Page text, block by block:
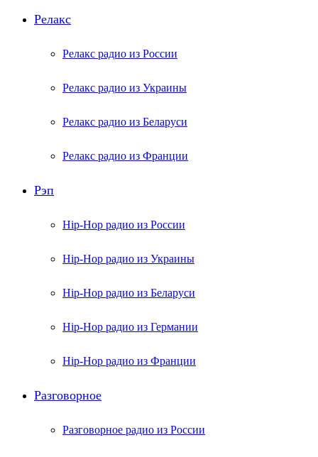
Релакс
Релакс радио из России
Релакс радио из Украины
Релакс радио из Беларуси
Релакс радио из Франции
Рэп
Hip-Hop радио из России
Hip-Hop радио из Украины
Hip-Hop радио из Беларуси
Hip-Hop радио из Германии
Hip-Hop радио из Франции
Разговорное
Разговорное радио из России